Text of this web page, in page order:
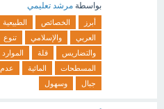
بواسطة مرشد تعليمي
أبرز الخصائص الطبيعية
العربي
والإسلامي تنوع
والتضاريس
قلة الموارد
المسطحات
المائية عدم
جبال
وسهول